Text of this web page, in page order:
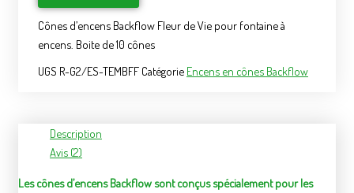
Cônes d’encens Backflow Fleur de Vie pour fontaine à
encens. Boite de 10 cônes
UGS R-G2/ES-TEMBFF Catégorie Encens en cônes Backflow
Description
Avis (2)
Les cônes d’encens Backflow sont conçus spécialement pour les